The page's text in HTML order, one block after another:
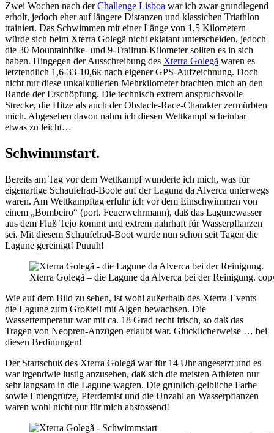
Zwei Wochen nach derChallenge Lisboa war ich zwar grundlegend
erholt, jedoch eher auf längere Distanzen und klassichen Triathlon
trainiert. Das Schwimmen mit einer Länge von 1,5 Kilometern
würde sich beim Xterra Golegã nicht eklatant unterscheiden, jedoch
die 30 Mountainbike- und 9-Trailrun-Kilometer sollten es in sich
haben. Hingegen der Ausschreibung des Xterra Golegã waren es
letztendlich 1,6-33-10,6k nach eigener GPS-Aufzeichnung. Doch
nicht nur diese unkalkulierten Mehrkilometer brachten mich an den
Rande der Erschöpfung. Die technisch extrem anspruchsvolle
Strecke, die Hitze als auch der Obstacle-Race-Charakter zermürbten
mich. Abgesehen davon nahm ich diesen Wettkampf scheinbar
etwas zu leicht…
Schwimmstart.
Bereits am Tag vor dem Wettkampf wunderte ich mich, was für
eigenartige Schaufelrad-Boote auf der Laguna da Alverca unterwegs
waren. Am Wettkampftag erfuhr ich vor dem Einschwimmen von
einem „Bombeiro“ (port. Feuerwehrmann), daß das Lagunewasser
aus dem Fluß Tejo kommt und extrem nahrhaft für Wasserpflanzen
sei. Mit diesem Schaufelrad-Boot wurde nun schon seit Tagen die
Lagune gereinigt! Puuuh!
Xterra Golegã – die Lagune da Alverca bei der Reinigung.
Wie auf dem Bild zu sehen, ist wohl außerhalb des Xterra-Events
die Lagune zum Großteil mit Algen bewachsen. Die
Wassertemperatur war mit ca. 18 Grad recht frisch, so daß das
Tragen von Neopren-Anzügen erlaubt war. Glücklicherweise … bei
diesen Bedinungen!
Der Startschuß des Xterra Golegã war für 14 Uhr angesetzt und es
war irgendwie lustig anzusehen, daß sich die meisten Athleten nur
sehr langsam in die Lagune wagten. Die grünlich-gelbliche Farbe
sowie Entengrütze, Pferdemist und die Unzahl an Wasserpflanzen
waren wohl nicht nur für mich abstossend!